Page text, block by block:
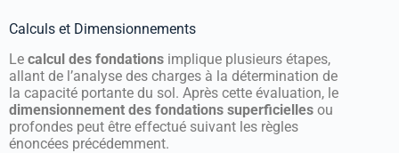
Calculs et Dimensionnements
Le calcul des fondations implique plusieurs étapes,
allant de l’analyse des charges à la détermination de
la capacité portante du sol. Après cette évaluation, le
dimensionnement des fondations superficielles ou
profondes peut être effectué suivant les règles
énoncées précédemment.